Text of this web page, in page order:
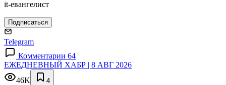
it-евангелист
Подписаться
Telegram
Комментарии 64
ЕЖЕДНЕВНЫЙ ХАБР | 8 АВГ 2026
46K
4